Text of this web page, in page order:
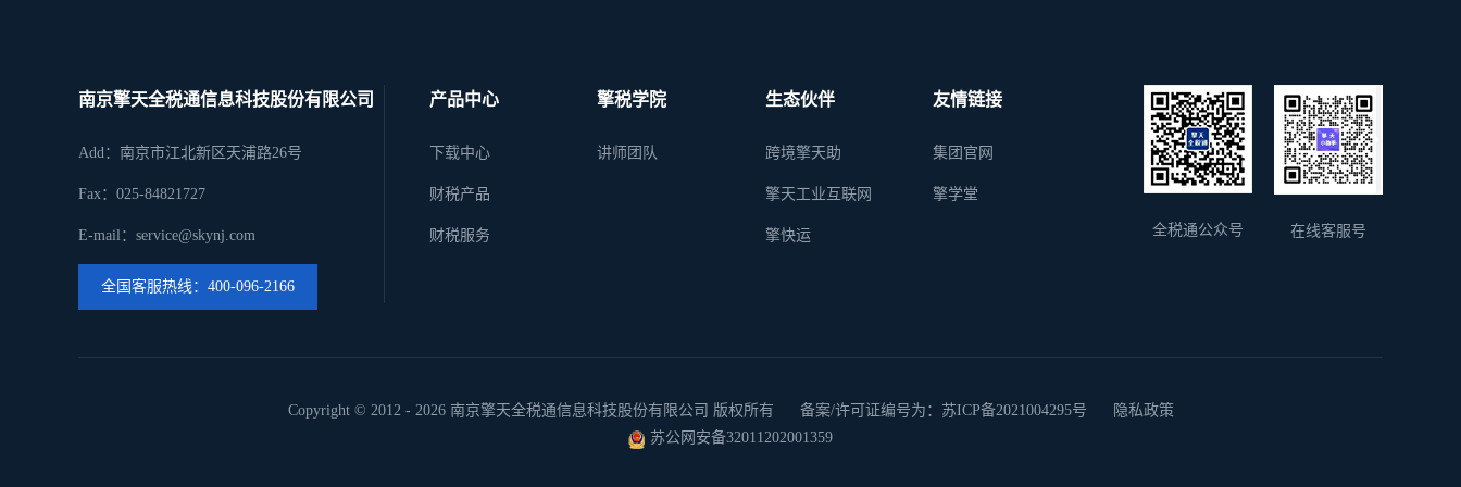
南京擎天全税通信息科技股份有限公司
Add：南京市江北新区天浦路26号
Fax：025-84821727
E-mail：service@skynj.com
全国客服热线：400-096-2166
产品中心
下载中心
财税产品
财税服务
擎税学院
讲师团队
生态伙伴
跨境擎天助
擎天工业互联网
擎快运
友情链接
集团官网
擎学堂
全税通公众号 在线客服号
Copyright © 2012 - 2026 南京擎天全税通信息科技股份有限公司 版权所有 备案/许可证编号为：苏ICP备2021004295号
隐私政策
苏公网安备32011202001359